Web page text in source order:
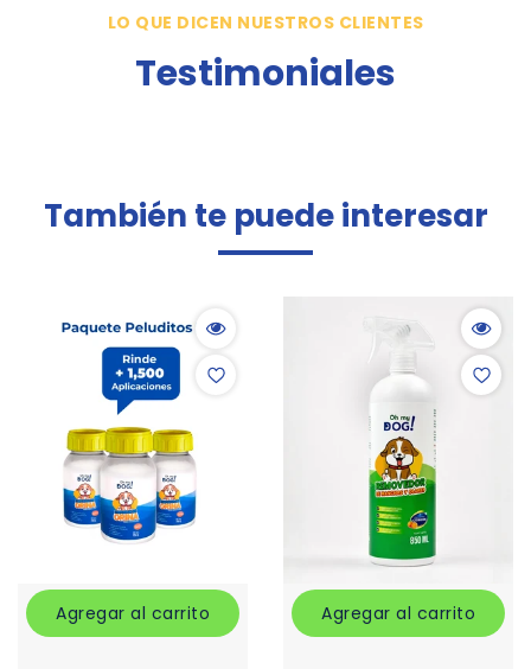
LO QUE DICEN NUESTROS CLIENTES
Testimoniales
También te puede interesar
Agregar al carrito Agregar al carrito